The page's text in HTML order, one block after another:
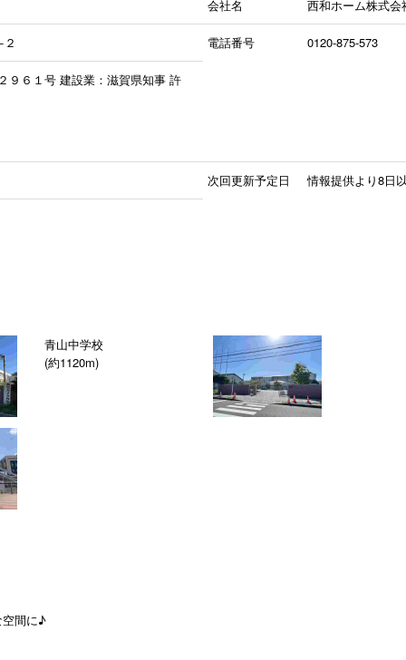
会社名 西和ホーム株式会
電話番号 0120-875-573
９６１号 建設業：滋賀県知事 許
次回更新予定日 情報提供より8日
青山中学校
(約1120m)
間に♪